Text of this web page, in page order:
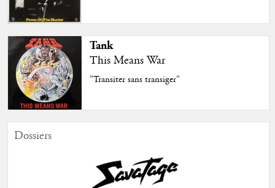
Tank
This Means War
"Transiter sans transiger"
Dossiers